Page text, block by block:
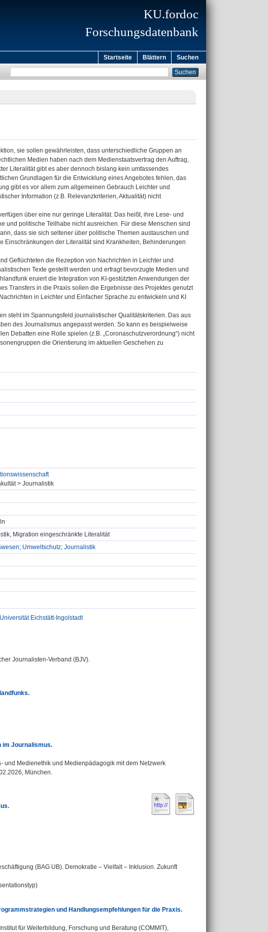
KU.fordoc
Forschungsdatenbank
Startseite Blättern Suchen
sie sollen gewährleisten, dass unterschiedliche Gruppen an
Medien haben nach dem Medienstaatsvertrag den Auftrag,
Literalität gibt es aber dennoch bislang kein umfassendes
Grundlagen für die Entwicklung eines Angebotes fehlen, das
gibt es vor allem zum allgemeinen Gebrauch Leichter und
Information (z.B. Relevanzkriterien, Aktualität) nicht
über eine nur geringe Literalität. Das heißt, ihre Lese- und
und politische Teilhabe nicht ausreichen. Für diese Menschen sind
dass sie sich seltener über politische Themen austauschen und
Einschränkungen der Literalität sind Krankheiten, Behinderungen
Geflüchteten die Rezeption von Nachrichten in Leichter und
Texte gestellt werden und erfragt bevorzugte Medien und
eruiert die Integration von KI-gestützten Anwendungen der
Transfers in die Praxis sollen die Ergebnisse des Projektes genutzt
in Leichter und Einfacher Sprache zu entwickeln und KI
steht im Spannungsfeld journalistischer Qualitätskriterien. Das aus
des Journalismus angepasst werden. So kann es beispielweise
Debatten eine Rolle spielen (z.B. „Coronaschutzverordnung“) nicht
die Orientierung im aktuellen Geschehen zu
> Journalistik
Migration eingeschränkte Literalität
Umweltschutz; Journalistik
Eichstätt-Ingolstadt
Journalisten-Verband (BJV).
im Journalismus.
und Medienethik und Medienpädagogik mit dem Netzwerk
München.
(BAG UB). Demokratie – Vielfalt – Inklusion. Zukunft
und Handlungsempfehlungen für die Praxis.
für Weiterbildung, Forschung und Beratung (COMMIT),